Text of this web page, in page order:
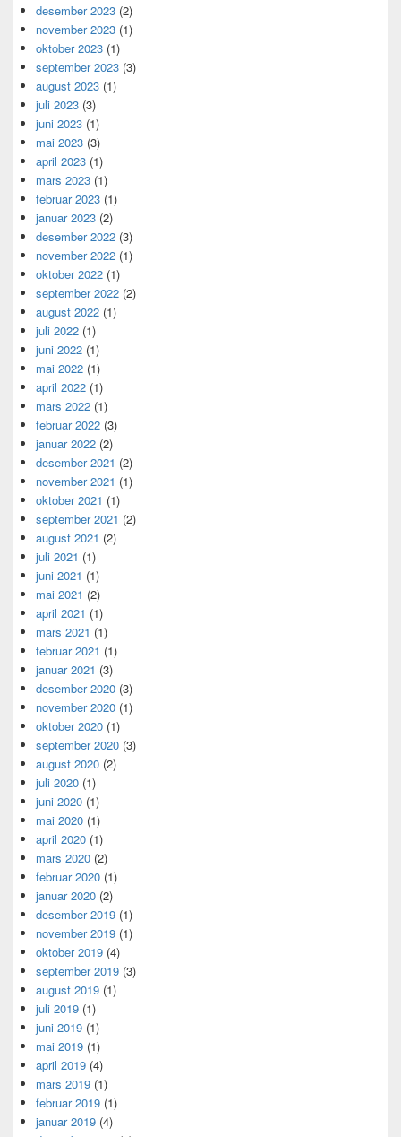
desember 2023 (2)
november 2023 (1)
oktober 2023 (1)
september 2023 (3)
august 2023 (1)
juli 2023 (3)
juni 2023 (1)
mai 2023 (3)
april 2023 (1)
mars 2023 (1)
februar 2023 (1)
januar 2023 (2)
desember 2022 (3)
november 2022 (1)
oktober 2022 (1)
september 2022 (2)
august 2022 (1)
juli 2022 (1)
juni 2022 (1)
mai 2022 (1)
april 2022 (1)
mars 2022 (1)
februar 2022 (3)
januar 2022 (2)
desember 2021 (2)
november 2021 (1)
oktober 2021 (1)
september 2021 (2)
august 2021 (2)
juli 2021 (1)
juni 2021 (1)
mai 2021 (2)
april 2021 (1)
mars 2021 (1)
februar 2021 (1)
januar 2021 (3)
desember 2020 (3)
november 2020 (1)
oktober 2020 (1)
september 2020 (3)
august 2020 (2)
juli 2020 (1)
juni 2020 (1)
mai 2020 (1)
april 2020 (1)
mars 2020 (2)
februar 2020 (1)
januar 2020 (2)
desember 2019 (1)
november 2019 (1)
oktober 2019 (4)
september 2019 (3)
august 2019 (1)
juli 2019 (1)
juni 2019 (1)
mai 2019 (1)
april 2019 (4)
mars 2019 (1)
februar 2019 (1)
januar 2019 (4)